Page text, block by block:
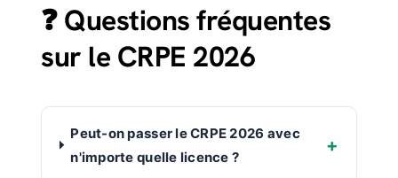
❓ Questions fréquentes
sur le CRPE 2026
Peut-on passer le CRPE 2026 avec
n'importe quelle licence ?